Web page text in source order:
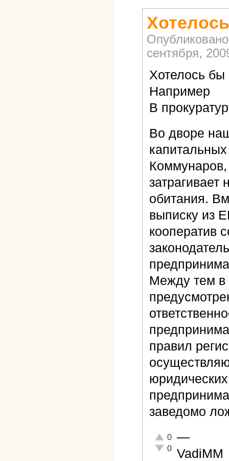
сентября,
Хотелось бы
Например
В
Во дворе
обитания.
выписку из
кооператив
Между тем в
правил
заведомо
Отлично!
0
Неадекватно!
0
—
VadiMM